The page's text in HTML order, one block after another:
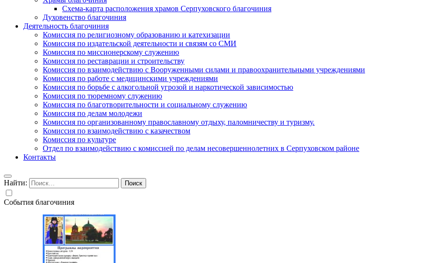
Схема-карта расположения храмов Серпуховского благочиния
Духовенство благочиния
Деятельность благочиния
Комиссия по религиозному образованию и катехизации
Комиссия по издательской деятельности и связям со СМИ
Комиссия по миссионерскому служению
Комиссия по реставрации и строительству
Комиссия по взаимодействию с Вооруженными силами и правоохранительными учреждениями
Комиссия по работе с медицинскими учреждениями
Комиссия по борьбе с алкогольной угрозой и наркотической зависимостью
Комиссия по тюремному служению
Комиссия по благотворительности и социальному служению
Комиссия по делам молодежи
Комиссия по организованному православному отдыху, паломничеству и туризму.
Комиссия по взаимодействию с казачеством
Комиссия по культуре
Отдел по взаимодействию с комиссией по делам несовершеннолетних в Серпуховском районе
Контакты
Найти:
События благочиния